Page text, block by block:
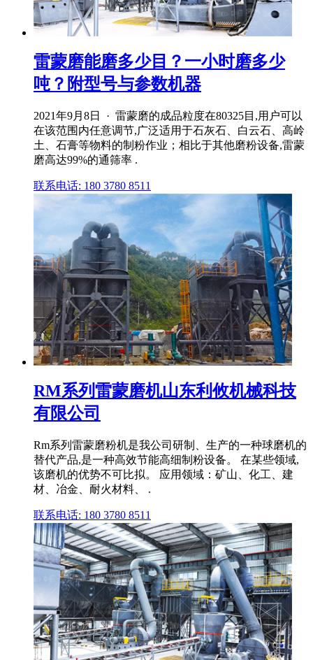
雷蒙磨能磨多少目？一小时磨多少
吨？附型号与参数机器
2021年9月8日 · 雷蒙磨的成品粒度在80325目,用户可以
在该范围内任意调节,广泛适用于石灰石、白云石、高岭
土、石膏等物料的制粉作业；相比于其他磨粉设备,雷蒙
磨高达99%的通筛率 .
联系电话: 180 3780 8511
RM系列雷蒙磨机山东利攸机械科技
有限公司
Rm系列雷蒙磨粉机是我公司研制、生产的一种球磨机的
替代产品,是一种高效节能高细制粉设备。 在某些领域,
该磨机的优势不可比拟。 应用领域：矿山、化工、建
材、冶金、耐火材料、 .
联系电话: 180 3780 8511